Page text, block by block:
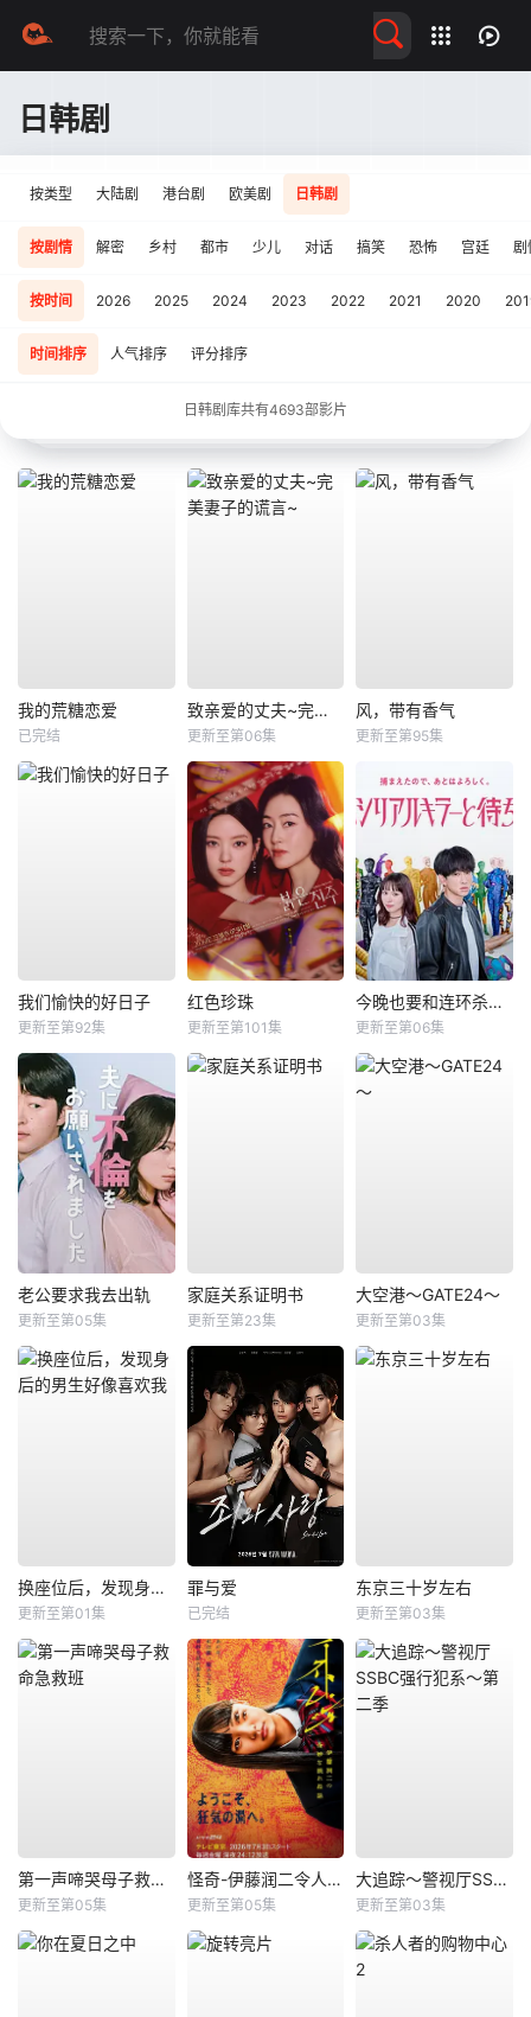
日韩剧
按类型 大陆剧 港台剧 欧美剧 日韩剧
按剧情 解密 乡村 都市 少儿 对话 搞笑 恐怖 宫廷 剧
按时间 2026 2025 2024 2023 2022 2021 2020
时间排序 人气排序 评分排序
日韩剧库共有4693部影片
我的荒糖恋爱
已完结
致亲爱的丈夫~完美妻子的谎言~
更新至第06集
风，带有香气
更新至第95集
我们愉快的好日子
更新至第92集
红色珍珠
更新至第101集
今晚也要和连环杀手约会
更新至第06集
老公要求我去出轨
更新至第05集
家庭关系证明书
更新至第23集
大空港～GATE24～
更新至第03集
换座位后，发现身后的男生好像喜欢我
更新至第01集
罪与爱
已完结
东京三十岁左右
更新至第03集
第一声啼哭母子救命急救班
更新至第05集
怪奇-伊藤润二令人彻夜难眠的奇异故事－
更新至第05集
大追踪〜警视厅SSBC强行犯系〜第二季
更新至第03集